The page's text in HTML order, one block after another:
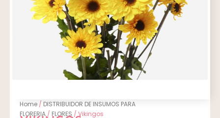
Home /DISTRIBUIDOR DE INSUMOS PARA
FLORERIA/ FLORES / Vikingos